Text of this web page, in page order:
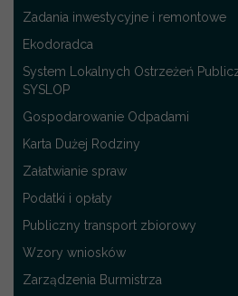
Zadania inwestycyjne i remontowe
Ekodoradca
System Lokalnych Ostrzeżeń
SYSLOP
Gospodarowanie Odpadami
Karta Dużej Rodziny
Załatwianie spraw
Podatki i opłaty
Publiczny transport zbiorowy
Wzory wniosków
Zarządzenia Burmistrza